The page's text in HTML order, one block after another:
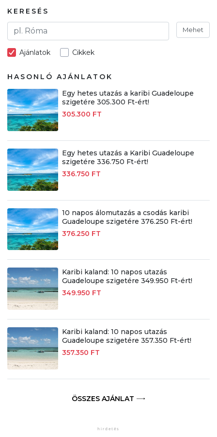
KERESÉS
Mehet
Ajánlatok Cikkek
HASONLÓ AJÁNLATOK
Egy hetes utazás a karibi Guadeloupe
szigetére 305.300 Ft-ért!
305.300 FT
Egy hetes utazás a Karibi Guadeloupe
szigetére 336.750 Ft-ért!
336.750 FT
10 napos álomutazás a csodás karibi
Guadeloupe szigetére 376.250 Ft-ért!
376.250 FT
Karibi kaland: 10 napos utazás
Guadeloupe szigetére 349.950 Ft-ért!
349.950 FT
Karibi kaland: 10 napos utazás
Guadeloupe szigetére 357.350 Ft-ért!
357.350 FT
ÖSSZES AJÁNLAT